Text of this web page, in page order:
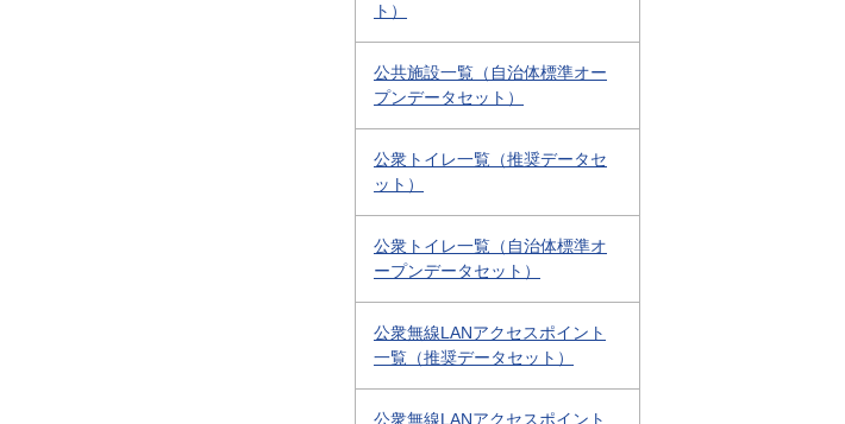
ト）
公共施設一覧（自治体標準オー
プンデータセット）
公衆トイレ一覧（推奨データセ
ット）
公衆トイレ一覧（自治体標準オ
ープンデータセット）
公衆無線LANアクセスポイント
一覧（推奨データセット）
公衆無線LANアクセスポイント